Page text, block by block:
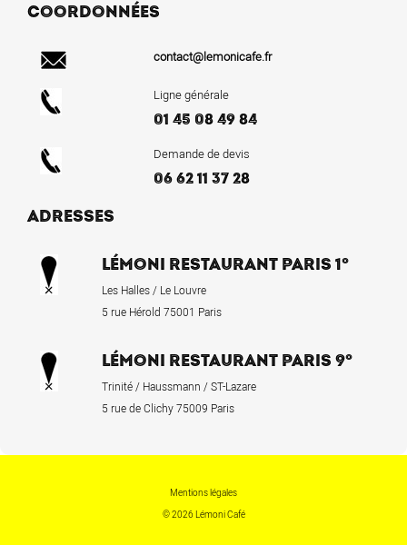
COORDONNÉES
contact@lemonicafe.fr
Ligne générale
01 45 08 49 84
Demande de devis
06 62 11 37 28
ADRESSES
LÉMONI RESTAURANT PARIS 1°
Les Halles / Le Louvre
5 rue Hérold 75001 Paris
LÉMONI RESTAURANT PARIS 9°
Trinité / Haussmann / ST-Lazare
5 rue de Clichy 75009 Paris
Mentions légales
© 2026 Lémoni Café